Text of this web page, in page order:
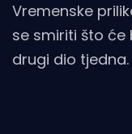
Vremenske
se smiriti što će
drugi dio tjedna.